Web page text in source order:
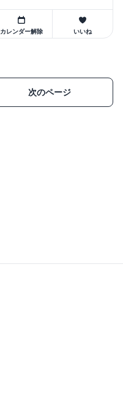
カレンダー解除 いいね
次のページ